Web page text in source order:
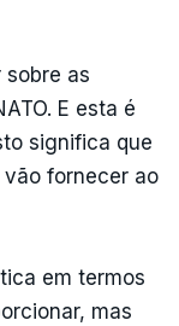
sobre as
E esta é
significa que
fornecer ao
em termos
mas